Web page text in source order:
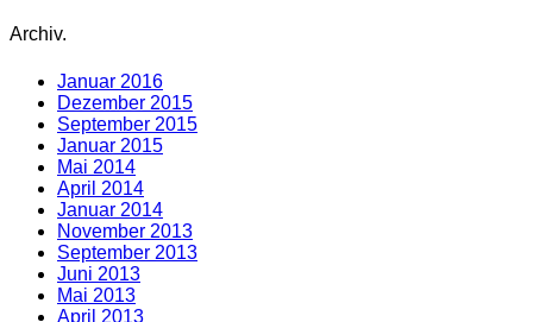
Archiv.
Januar 2016
Dezember 2015
September 2015
Januar 2015
Mai 2014
April 2014
Januar 2014
November 2013
September 2013
Juni 2013
Mai 2013
April 2013